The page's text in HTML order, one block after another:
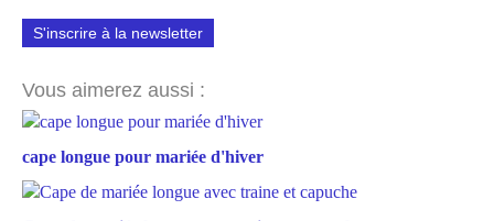
S'inscrire à la newsletter
Vous aimerez aussi :
cape longue pour mariée d'hiver